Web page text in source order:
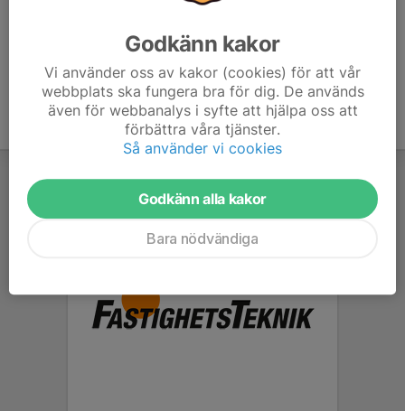
Godkänn kakor
Vi använder oss av kakor (cookies) för att vår
webbplats ska fungera bra för dig. De används
även för webbanalys i syfte att hjälpa oss att
förbättra våra tjänster.
Så använder vi cookies
Godkänn alla kakor
Bara nödvändiga